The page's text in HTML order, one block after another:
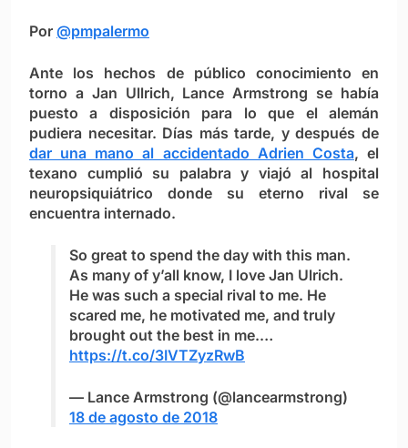
Por @pmpalermo
Ante los hechos de público conocimiento en
torno a Jan Ullrich, Lance Armstrong se había
puesto a disposición para lo que el alemán
pudiera necesitar. Días más tarde, y después de
dar una mano al accidentado Adrien Costa, el
texano cumplió su palabra y viajó al hospital
neuropsiquiátrico donde su eterno rival se
encuentra internado.
So great to spend the day with this man.
As many of y’all know, I love Jan Ulrich.
He was such a special rival to me. He
scared me, he motivated me, and truly
brought out the best in me.…
https://t.co/3IVTZyzRwB
— Lance Armstrong (@lancearmstrong)
18 de agosto de 2018